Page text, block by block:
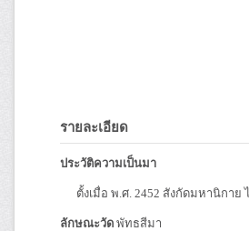
รายละเอียด
ประวัติความเป็นมา
ตั้งเมื่อ พ.ศ. 2452 สังกัดมหานิกาย
ลักษณะวัด พัทธสีมา